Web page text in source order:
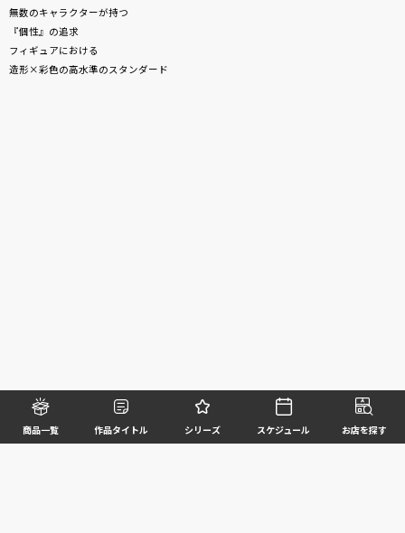
商品一覧 作品タイトル シリーズ スケジュール お店を探す
無数のキャラクターが持つ
『個性』の追求
フィギュアにおける
造形×彩色の高水準のスタンダード